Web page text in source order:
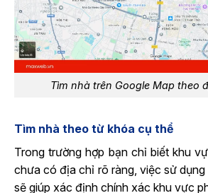
Tìm nhà trên Google Map theo
Tìm nhà theo từ khóa cụ thể
Trong trường hợp bạn chỉ biết khu
chưa có địa chỉ rõ ràng, việc sử
sẽ giúp xác định chính xác khu vực